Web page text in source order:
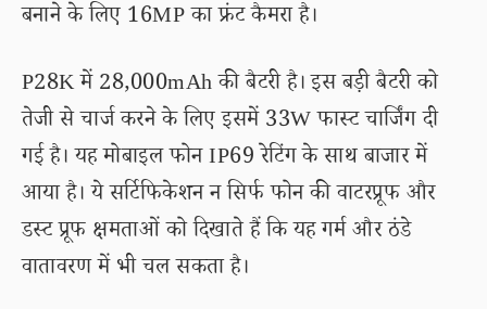
बनाने के लिए 16MP का फ्रंट कैमरा है।
P28K में 28,000mAh की बैटरी है। इस बड़ी बैटरी को
तेजी से चार्ज करने के लिए इसमें 33W फास्ट चार्जिंग दी
गई है। यह मोबाइल फोन IP69 रेटिंग के साथ बाजार में
आया है। ये सर्टिफिकेशन न सिर्फ फोन की वाटरप्रूफ और
डस्ट प्रूफ क्षमताओं को दिखाते हैं कि यह गर्म और ठंडे
वातावरण में भी चल सकता है।